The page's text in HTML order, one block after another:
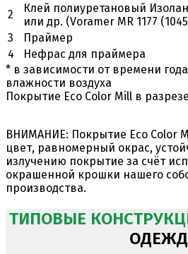
2
Клей полиуретановый
или др. (Voramer MR 1177
3
Праймер
4
Нефрас для праймера
* в зависимости от времени
влажности воздуха
Покрытие Eco Color Mill в разрезе
ВНИМАНИЕ: Покрытие Eco Color
цвет, равномерный окрас,
излучению покрытие за счёт
окрашенной крошки нашего
производства.
ТИПОВЫЕ
ОДЕЖД